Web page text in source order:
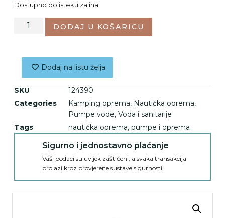
Dostupno po isteku zaliha
DODAJ U KOŠARICU
Dodaj na listu želja
SKU
124390
Categories
Kamping oprema, Nautička oprema,
Pumpe vode, Voda i sanitarije
Tags
nautička oprema, pumpe i oprema
Sigurno i jednostavno plaćanje
Vaši podaci su uvijek zaštićeni, a svaka transakcija
prolazi kroz provjerene sustave sigurnosti.